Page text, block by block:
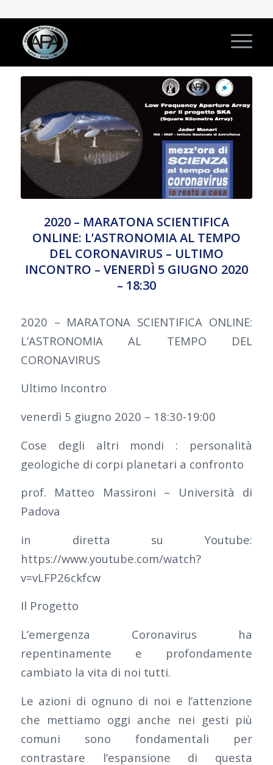
2020 – MARATONA SCIENTIFICA
ONLINE: L’ASTRONOMIA AL TEMPO
DEL CORONAVIRUS – ULTIMO
INCONTRO – VENERDÌ 5 GIUGNO 2020
– 18:30
2020 – MARATONA SCIENTIFICA ONLINE:
L’ASTRONOMIA AL TEMPO DEL
CORONAVIRUS
Ultimo Incontro
venerdì 5 giugno 2020 – 18:30-19:00
Cose degli altri mondi : personalità
geologiche di corpi planetari a confronto
prof. Matteo Massironi – Università di
Padova
in diretta su Youtube:
https://www.youtube.com/watch?
v=vLFP26ckfcw
Il Progetto
L’emergenza Coronavirus ha
repentinamente e profondamente
cambiato la vita di noi tutti.
Le azioni di ognuno di noi e l’attenzione
che mettiamo oggi anche nei gesti più
comuni sono fondamentali per
contrastare l’espansione di questa